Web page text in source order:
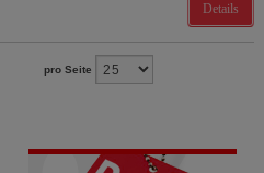
Details
pro Seite